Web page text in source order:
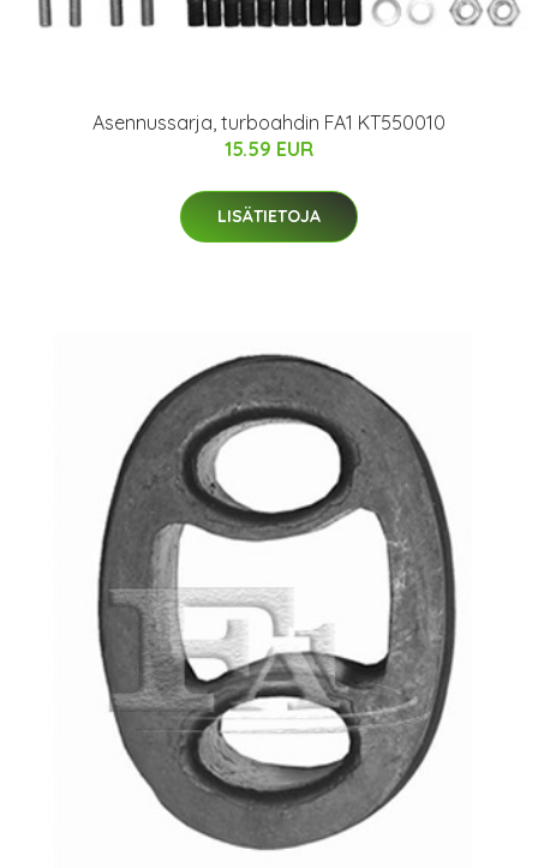
Asennussarja, turboahdin FA1 KT550010
15.59 EUR
LISÄTIETOJA